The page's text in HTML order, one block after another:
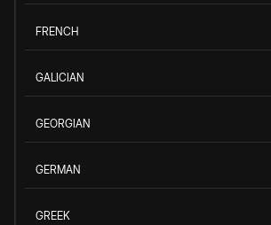
FRENCH
GALICIAN
GEORGIAN
GERMAN
GREEK